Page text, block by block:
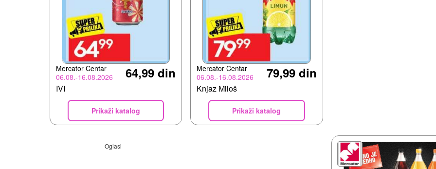
Mercator Centar
06.08.-16.08.2026
64,99 din
IVI
Prikaži katalog
Mercator Centar
06.08.-16.08.2026
79,99 din
Knjaz Miloš
Prikaži katalog
Oglasi